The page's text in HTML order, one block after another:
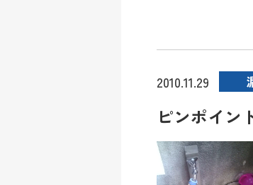
2010.11.29
ピンポイン